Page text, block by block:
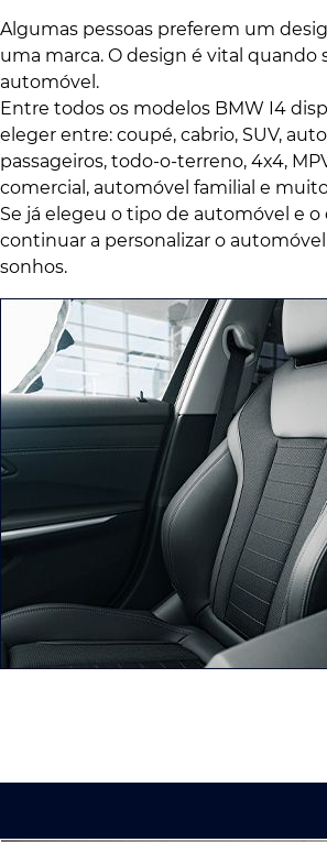
Algumas pessoas preferem um
uma marca. O design é vital quando
automóvel.
Entre todos os modelos BMW I4
eleger entre: coupé, cabrio, SUV,
passageiros, todo-o-terreno, 4x4,
comercial, automóvel familial e
Se já elegeu o tipo de automóvel e o
continuar a personalizar o
sonhos.